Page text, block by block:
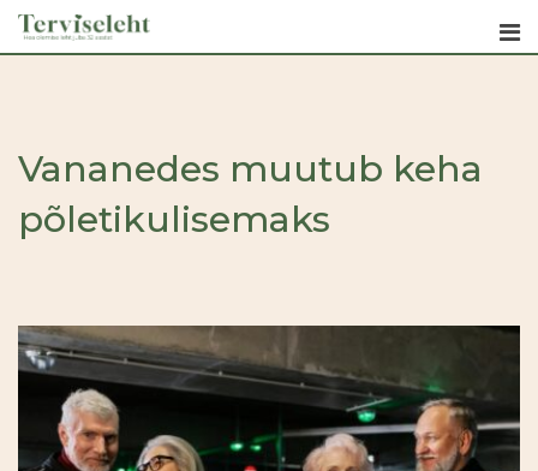
Skip
Vananedes muutub keha
põletikulisemaks